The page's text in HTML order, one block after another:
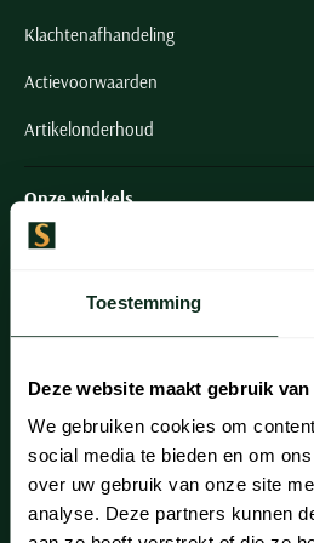
Toestemming
Deze website maakt gebruik
We gebruiken cookies om
social media te bieden en om
over uw gebruik van onze site
analyse. Deze partners kunnen
Klachtenafhandeling
Actievoorwaarden
Artikelonderhoud
Onze winkels
Onze winkels
Heemstede
Hillegom
Leiderdorp
Lisse
Noordwijk
Oegstgeest